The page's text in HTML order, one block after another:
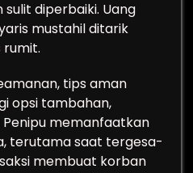
diperbaiki. Uang
mustahil ditarik
tips aman
opsi tambahan,
memanfaatkan
terutama saat tergesa-
membuat korban